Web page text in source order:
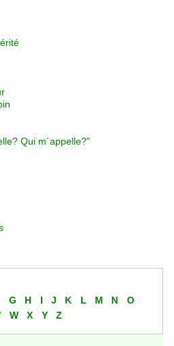
Qui m´appelle?"
G H I J K L M N
O
W X Y Z